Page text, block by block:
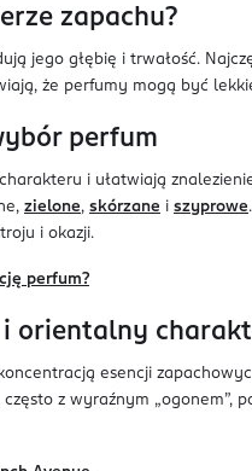
zapachu?
jego głębię i trwałość.
że perfumy mogą być
perfum
i ułatwiają
zielone, skórzane i szyprowe
i okazji.
perfum?
i orientalny
esencji
z wyraźnym